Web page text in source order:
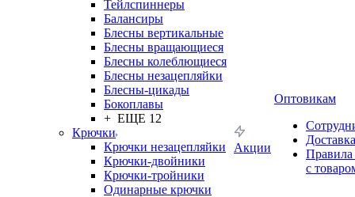
Тейлспиннеры
Балансиры
Блесны вертикальные
Блесны вращающиеся
Блесны колеблющиеся
Блесны незацепляйки
Блесны-цикады
Бокоплавы
+ ЕЩЕ 12
Крючки
Крючки незацепляйки
Крючки-двойники
Крючки-тройники
Одинарные крючки
Акции
Оптовикам
Доставка
Правила
с